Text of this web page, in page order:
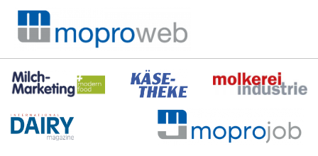
Zum
Inhalt
springen